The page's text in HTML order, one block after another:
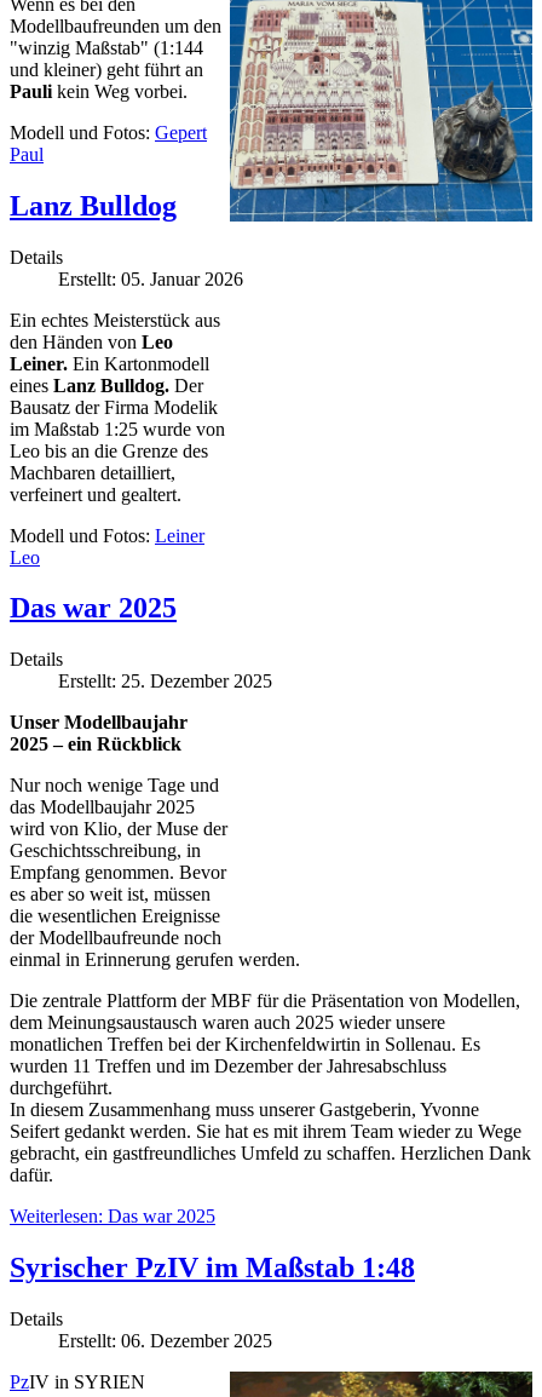
Modellbaufreunden um den
"winzig Maßstab" (1:144
und kleiner) geht führt an
Pauli kein Weg vorbei.
Modell und Fotos: Gepert
Paul
Lanz Bulldog
Details
Erstellt: 05. Januar 2026
Ein echtes Meisterstück aus
den Händen von Leo
Leiner. Ein Kartonmodell
eines Lanz Bulldog. Der
Bausatz der Firma Modelik
im Maßstab 1:25 wurde von
Leo bis an die Grenze des
Machbaren detailliert,
verfeinert und gealtert.
Modell und Fotos: Leiner
Leo
Das war 2025
Details
Erstellt: 25. Dezember 2025
Unser Modellbaujahr
2025 – ein Rückblick
Nur noch wenige Tage und
das Modellbaujahr 2025
wird von Klio, der Muse der
Geschichtsschreibung, in
Empfang genommen. Bevor
es aber so weit ist, müssen
die wesentlichen Ereignisse
der Modellbaufreunde noch
einmal in Erinnerung gerufen werden.
Die zentrale Plattform der MBF für die Präsentation von Modellen,
dem Meinungsaustausch waren auch 2025 wieder unsere
monatlichen Treffen bei der Kirchenfeldwirtin in Sollenau. Es
wurden 11 Treffen und im Dezember der Jahresabschluss
durchgeführt.
In diesem Zusammenhang muss unserer Gastgeberin, Yvonne
Seifert gedankt werden. Sie hat es mit ihrem Team wieder zu Wege
gebracht, ein gastfreundliches Umfeld zu schaffen. Herzlichen Dank
dafür.
Weiterlesen: Das war 2025
Syrischer PzIV im Maßstab 1:48
Details
Erstellt: 06. Dezember 2025
PzIV in SYRIEN